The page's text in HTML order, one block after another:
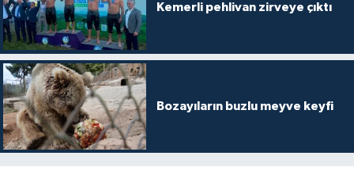
Kemerli pehlivan zirveye çıktı
Bozayıların buzlu meyve keyfi